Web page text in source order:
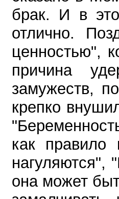
брак. И в
отлично.
ценностью",
причина
замужеств,
крепко
как правило
нагуляются",
она может